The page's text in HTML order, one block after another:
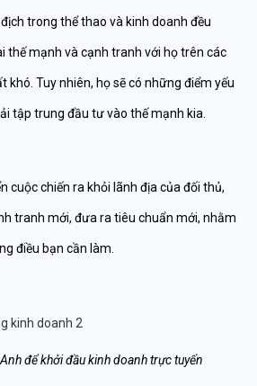
trong thể thao và kinh doanh đều
thế mạnh và cạnh tranh với họ trên các
khó. Tuy nhiên, họ sẽ có những điểm yếu
tập trung đầu tư vào thế mạnh kia.
cuộc chiến ra khỏi lãnh địa của đối thủ,
tranh mới, đưa ra tiêu chuẩn mới, nhằm
điều bạn cần làm.
để khởi đầu kinh doanh trực tuyến